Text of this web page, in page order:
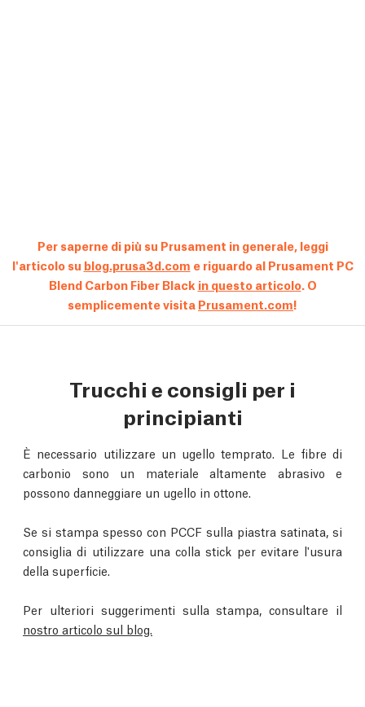
Per saperne di più su Prusament in generale, leggi
l'articolo su blog.prusa3d.com e riguardo al Prusament PC
Blend Carbon Fiber Black in questo articolo. O
semplicemente visita Prusament.com!
Trucchi e consigli per i
principianti
È necessario utilizzare un ugello temprato. Le fibre di
carbonio sono un materiale altamente abrasivo e
possono danneggiare un ugello in ottone.
Se si stampa spesso con PCCF sulla piastra satinata, si
consiglia di utilizzare una colla stick per evitare l'usura
della superficie.
Per ulteriori suggerimenti sulla stampa, consultare il
nostro articolo sul blog.